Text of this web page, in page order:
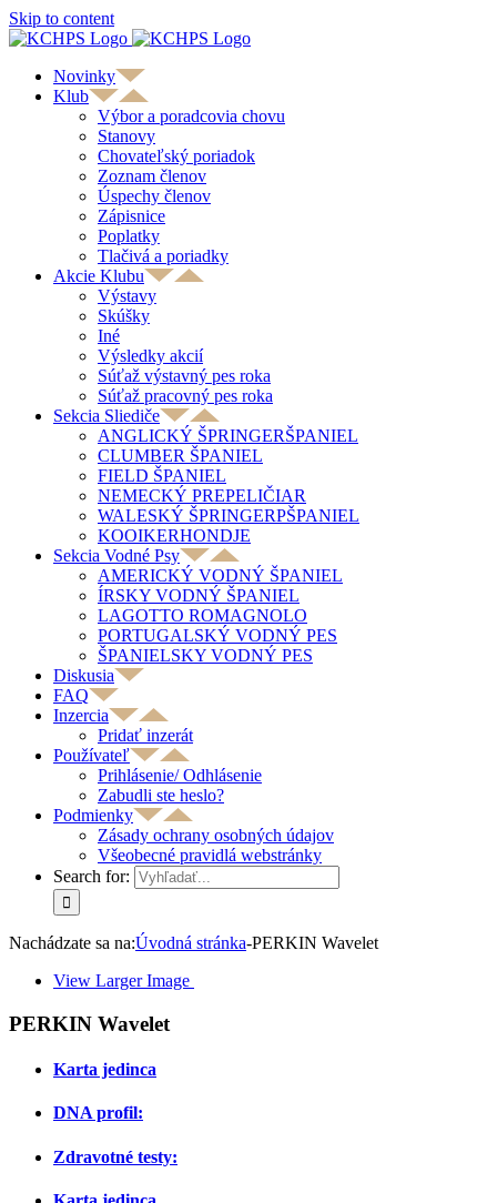
Skip to content
Novinky
Klub
Výbor a poradcovia chovu
Stanovy
Chovateľský poriadok
Zoznam členov
Úspechy členov
Zápisnice
Poplatky
Tlačivá a poriadky
Akcie Klubu
Výstavy
Skúšky
Iné
Výsledky akcií
Súťaž výstavný pes roka
Súťaž pracovný pes roka
Sekcia Sliediče
ANGLICKÝ ŠPRINGERŠPANIEL
CLUMBER ŠPANIEL
FIELD ŠPANIEL
NEMECKÝ PREPELIČIAR
WALESKÝ ŠPRINGERPŠPANIEL
KOOIKERHONDJE
Sekcia Vodné Psy
AMERICKÝ VODNÝ ŠPANIEL
ÍRSKY VODNÝ ŠPANIEL
LAGOTTO ROMAGNOLO
PORTUGALSKÝ VODNÝ PES
ŠPANIELSKY VODNÝ PES
Diskusia
FAQ
Inzercia
Pridať inzerát
Používateľ
Prihlásenie/ Odhlásenie
Zabudli ste heslo?
Podmienky
Zásady ochrany osobných údajov
Všeobecné pravidlá webstránky
Search for:
Nachádzate sa na:Úvodná stránka-PERKIN Wavelet
View Larger Image
PERKIN Wavelet
Karta jedinca
DNA profil:
Zdravotné testy: